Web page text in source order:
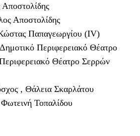
Αποστολίδης
Παπαγεωργίου (IV)
Περιφερειακό Θέατρο
Θέατρο Σερρών
, Θάλεια Σκαρλάτου
Τοπαλίδου